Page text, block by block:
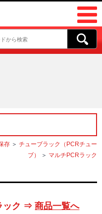
存 ＞ チューブラック（PCRチュー
ブ）
＞ マルチPCRラック
ック ⇒商品一覧へ